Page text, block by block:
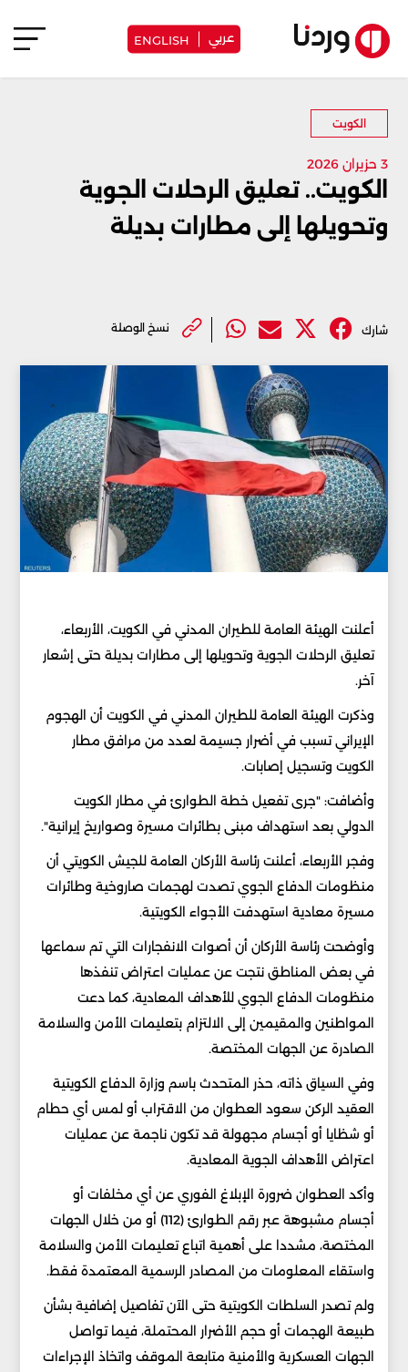
عربي ENGLISH
الكويت
3 حزيران 2026
الكويت.. تعليق الرحلات الجوية
وتحويلها إلى مطارات بديلة
شارك نسخ الوصلة
أعلنت الهيئة العامة للطيران المدني في الكويت، الأربعاء،
تعليق الرحلات الجوية وتحويلها إلى مطارات بديلة حتى إشعار
آخر.
وذكرت الهيئة العامة للطيران المدني في الكويت أن الهجوم
الإيراني تسبب في أضرار جسيمة لعدد من مرافق مطار
الكويت وتسجيل إصابات.
وأضافت: "جرى تفعيل خطة الطوارئ في مطار الكويت
الدولي بعد استهداف مبنى بطائرات مسيرة وصواريخ إيرانية".
وفجر الأربعاء، أعلنت رئاسة الأركان العامة للجيش الكويتي أن
منظومات الدفاع الجوي تصدت لهجمات صاروخية وطائرات
مسيرة معادية استهدفت الأجواء الكويتية.
وأوضحت رئاسة الأركان أن أصوات الانفجارات التي تم سماعها
في بعض المناطق نتجت عن عمليات اعتراض تنفذها
منظومات الدفاع الجوي للأهداف المعادية، كما دعت
المواطنين والمقيمين إلى الالتزام بتعليمات الأمن والسلامة
الصادرة عن الجهات المختصة.
وفي السياق ذاته، حذر المتحدث باسم وزارة الدفاع الكويتية
العقيد الركن سعود العطوان من الاقتراب أو لمس أي حطام
أو شظايا أو أجسام مجهولة قد تكون ناجمة عن عمليات
اعتراض الأهداف الجوية المعادية.
وأكد العطوان ضرورة الإبلاغ الفوري عن أي مخلفات أو
أجسام مشبوهة عبر رقم الطوارئ (112) أو من خلال الجهات
المختصة، مشددا على أهمية اتباع تعليمات الأمن والسلامة
واستقاء المعلومات من المصادر الرسمية المعتمدة فقط.
ولم تصدر السلطات الكويتية حتى الآن تفاصيل إضافية بشأن
طبيعة الهجمات أو حجم الأضرار المحتملة، فيما تواصل
الجهات العسكرية والأمنية متابعة الموقف واتخاذ الإجراءات